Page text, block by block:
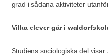
grad i sådana aktiviteter
Vilka elever går i
Studiens sociologiska del